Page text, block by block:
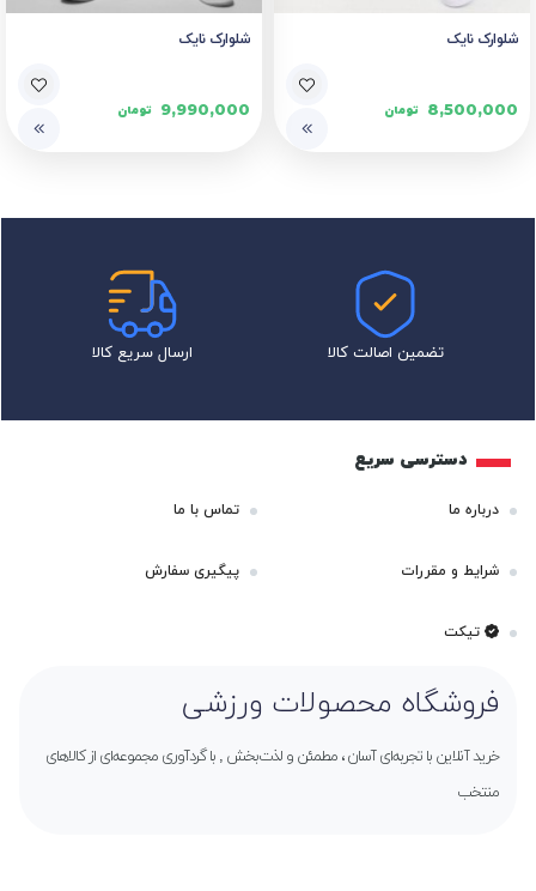
شلوارک نایک
8,500,000 تومان
شلوارک نایک
9,990,000 تومان
تضمین اصالت کالا ارسال سریع کالا
دسترسی سریع
درباره ما تماس با ما
شرایط و مقررات پیگیری سفارش
تیکت
فروشگاه محصولات ورزشی
خرید آنلاین با تجربه‌ای آسان ، مطمئن و لذت‌بخش , با گردآوری مجموعه‌ای از کالاهای
منتخب